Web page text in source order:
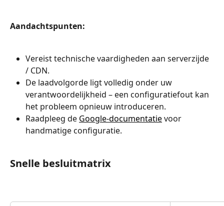
Aandachtspunten:
Vereist technische vaardigheden aan serverzijde
/ CDN.
De laadvolgorde ligt volledig onder uw
verantwoordelijkheid – een configuratiefout kan
het probleem opnieuw introduceren.
Raadpleeg de Google-documentatie voor
handmatige configuratie.
Snelle besluitmatrix